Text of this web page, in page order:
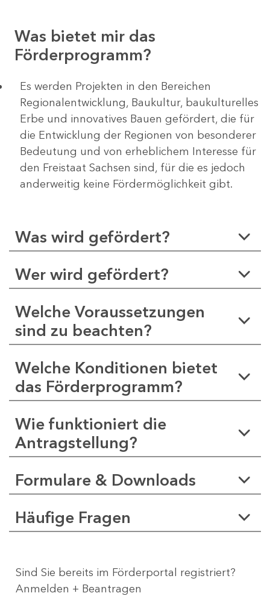
Was bietet mir das
Förderprogramm?
Es werden Projekten in den Bereichen
Regionalentwicklung, Baukultur, baukulturelles
Erbe und innovatives Bauen gefördert, die für
die Entwicklung der Regionen von besonderer
Bedeutung und von erheblichem Interesse für
den Freistaat Sachsen sind, für die es jedoch
anderweitig keine Fördermöglichkeit gibt.
Was wird gefördert?
Wer wird gefördert?
Welche Voraussetzungen
sind zu beachten?
Welche Konditionen bietet
das Förderprogramm?
Wie funktioniert die
Antragstellung?
Formulare & Downloads
Häufige Fragen
Sind Sie bereits im Förderportal registriert?
Anmelden + Beantragen